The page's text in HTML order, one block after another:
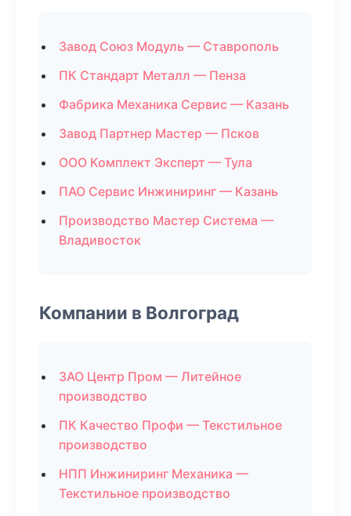
Завод Союз Модуль — Ставрополь
ПК Стандарт Металл — Пенза
Фабрика Механика Сервис — Казань
Завод Партнер Мастер — Псков
ООО Комплект Эксперт — Тула
ПАО Сервис Инжиниринг — Казань
Производство Мастер Система —
Владивосток
Компании в Волгоград
ЗАО Центр Пром — Литейное
производство
ПК Качество Профи — Текстильное
производство
НПП Инжиниринг Механика —
Текстильное производство